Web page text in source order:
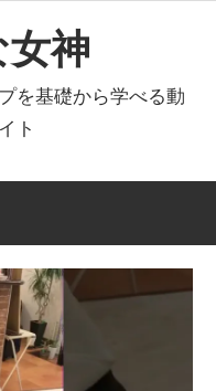
神
を基礎から学べる動
ト